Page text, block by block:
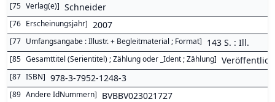
[75 Verlag(e)] Schneider
[76 Erscheinungsjahr] 2007
[77 Umfangsangabe : Illustr. + Begleitmaterial ; Format] 143 S. : Ill.
[85 Gesamttitel (Serientitel) ; Zählung oder _Ident ; Zählung]
[87 ISBN] 978-3-7952-1248-3
[89 Andere IdNummern] BVBBV023021727